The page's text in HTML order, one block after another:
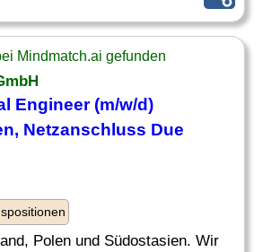
Mindmatch.ai gefunden
Engineer(m/w/d)
Netzanschluss Due
Polen und Südostasien. Wir